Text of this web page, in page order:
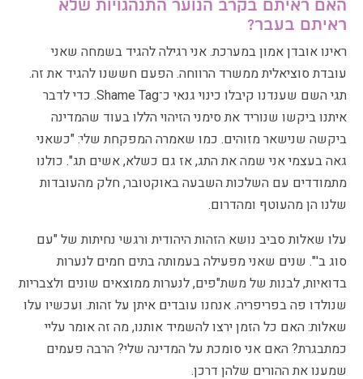
האם ראיתם בקרב הנוער התנהגויות שלא
ראיתם בעבר?
ראינו אובדן אמון במערכת. אני רגילה להגיד בשמחה שאני
עובדת סוציאלית ממשרד הרווחה. הפעם חששנו להגיד את זה.
תגי השם שענדנו קיבלו כינוי גנאי כ־Shame Tag. כדי לדבר
איתנו ביקשו שנוריד את סימני הזיהוי הללו בעוד שהמדינה
ביקשה שנישאר מזוהים. כמו שאמרה המפקחת שלי: "כשאני
גאה בעצמי אני שמה את התג, אז גם כשלא, אשים תג". כולנו
מתמודדים עם השלכות השבעה באוקטובר, חלק מהעובדות
שלנו הן מהעוטף ומהדרום.
עלו שאלות סביב נושא הזהות היהודית ורגשי נחיתות של "עם
סוג ב'". שנים שאני מפעילה בעמותה בתים חמים לנערות
בדואיות, לבנות של משת"פים, לנערות ממוצאים שונים ולצבריות
שנולדו פה בפריפריה. אנחנו עובדים איתן על זהות. ועכשיו עלו
שאלות: האם כל הזמן ירצו להשמיד אותנו, מה זה אומר עליי
כמתבגרת? האם אני סומכת על המדינה שלי? הרבה פעמים
שמענו את ההורים שלהן דרכן.